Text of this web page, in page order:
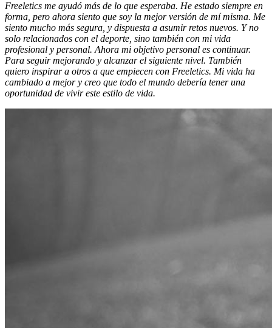
Freeletics me ayudó más de lo que esperaba. He estado siempre en
forma, pero ahora siento que soy la mejor versión de mí misma. Me
siento mucho más segura, y dispuesta a asumir retos nuevos. Y no
solo relacionados con el deporte, sino también con mi vida
profesional y personal. Ahora mi objetivo personal es continuar.
Para seguir mejorando y alcanzar el siguiente nivel. También
quiero inspirar a otros a que empiecen con Freeletics. Mi vida ha
cambiado a mejor y creo que todo el mundo debería tener una
oportunidad de vivir este estilo de vida.